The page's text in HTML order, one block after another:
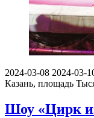
2024-03-08 2024-03-
Казань, площадь
Шоу «Цирк